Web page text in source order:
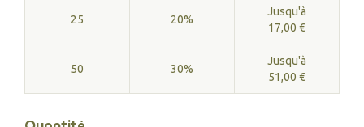
25 20%
Jusqu'à
17,00 €
50 30%
Jusqu'à
51,00 €